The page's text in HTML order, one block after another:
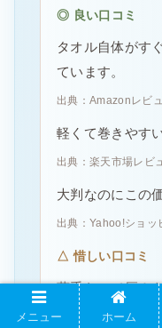
◎ 良い口コミ
タオル自体がす
ています。
出典：Amazonレビ
軽くて巻きやす
出典：楽天市場レビ
大判なのにこの
出典：Yahoo!ショッ
△ 惜しい口コミ
薄手なので厚み
も。
メニュー ホーム